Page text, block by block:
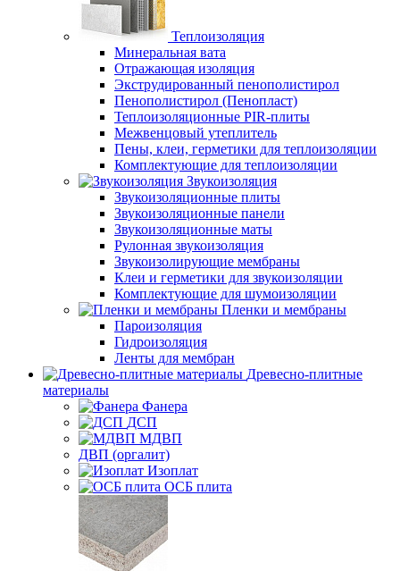
Теплоизоляция
Минеральная вата
Отражающая изоляция
Экструдированный пенополистирол
Пенополистирол (Пенопласт)
Теплоизоляционные PIR-плиты
Межвенцовый утеплитель
Пены, клеи, герметики для теплоизоляции
Комплектующие для теплоизоляции
Звукоизоляция
Звукоизоляционные плиты
Звукоизоляционные панели
Звукоизоляционные маты
Рулонная звукоизоляция
Звукоизолирующие мембраны
Клеи и герметики для звукоизоляции
Комплектующие для шумоизоляции
Пленки и мембраны
Пароизоляция
Гидроизоляция
Ленты для мембран
Древесно-плитные
материалы
Фанера
ДСП
МДВП
ДВП (оргалит)
Изоплат
ОСБ плита